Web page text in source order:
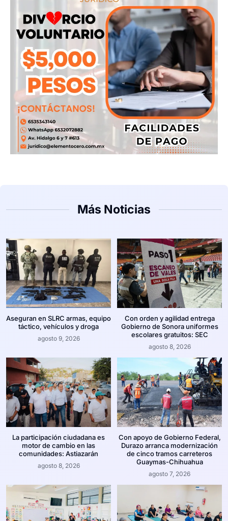
Más Noticias
Aseguran en SLRC armas, equipo
táctico, vehículos y droga
agosto 9, 2026
Con orden y agilidad entrega
Gobierno de Sonora uniformes
escolares gratuitos: SEC
agosto 8, 2026
La participación ciudadana es
motor de cambio en las
comunidades: Astiazarán
agosto 8, 2026
Con apoyo de Gobierno Federal,
Durazo arranca modernización
de cinco tramos carreteros
Guaymas-Chihuahua
agosto 7, 2026